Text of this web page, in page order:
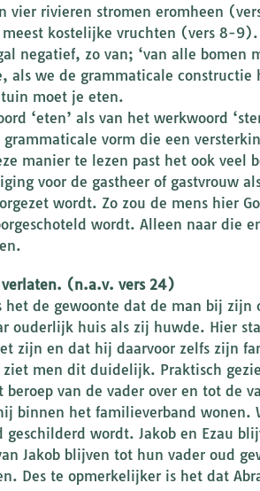
vier rivieren stromen eromheen
kostelijke vruchten (vers 8-
negatief, zo van; ‘van alle bomen
als we de grammaticale
moet je eten.
‘eten’ als van het werkwoord
grammaticale vorm die een
manier te lezen past het ook veel
voor de gastheer of gastvrouw
wordt. Zo zou de mens hier
wordt. Alleen naar die
(n.a.v. vers 24)
het de gewoonte dat de man bij
ouderlijk huis als zij huwde. Hier
zijn en dat hij daarvoor zelfs zijn
ziet men dit duidelijk. Praktisch
beroep van de vader over en tot de
binnen het familieverband
wordt. Jakob en Ezau
Jakob blijven tot hun vader oud
Des te opmerkelijker is het dat